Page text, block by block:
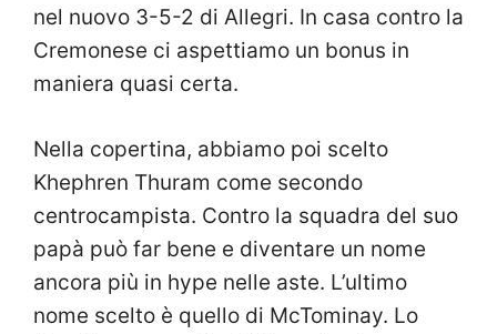
nel nuovo 3-5-2 di Allegri. In casa contro la
Cremonese ci aspettiamo un bonus in
maniera quasi certa.
Nella copertina, abbiamo poi scelto
Khephren Thuram come secondo
centrocampista. Contro la squadra del suo
papà può far bene e diventare un nome
ancora più in hype nelle aste. L’ultimo
nome scelto è quello di McTominay. Lo